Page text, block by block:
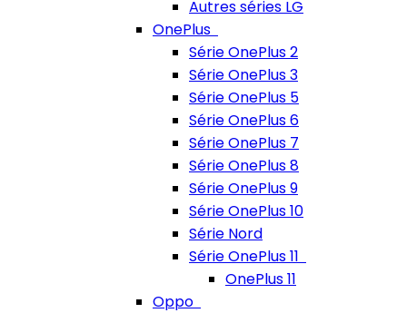
Autres séries LG
OnePlus
Série OnePlus 2
Série OnePlus 3
Série OnePlus 5
Série OnePlus 6
Série OnePlus 7
Série OnePlus 8
Série OnePlus 9
Série OnePlus 10
Série Nord
Série OnePlus 11
OnePlus 11
Oppo